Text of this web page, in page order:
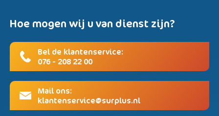
Hoe mogen wij u van dienst zijn?
Bel de klantenservice:
076 - 208 22 00
Mail ons:
klantenservice@surplus.nl